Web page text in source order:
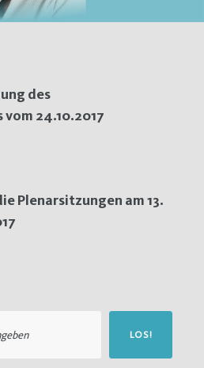
des
vom 24.10.2017
Plenarsitzungen am 13.
LOS!